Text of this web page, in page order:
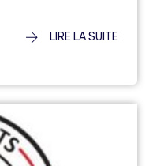
LIRE LA SUITE